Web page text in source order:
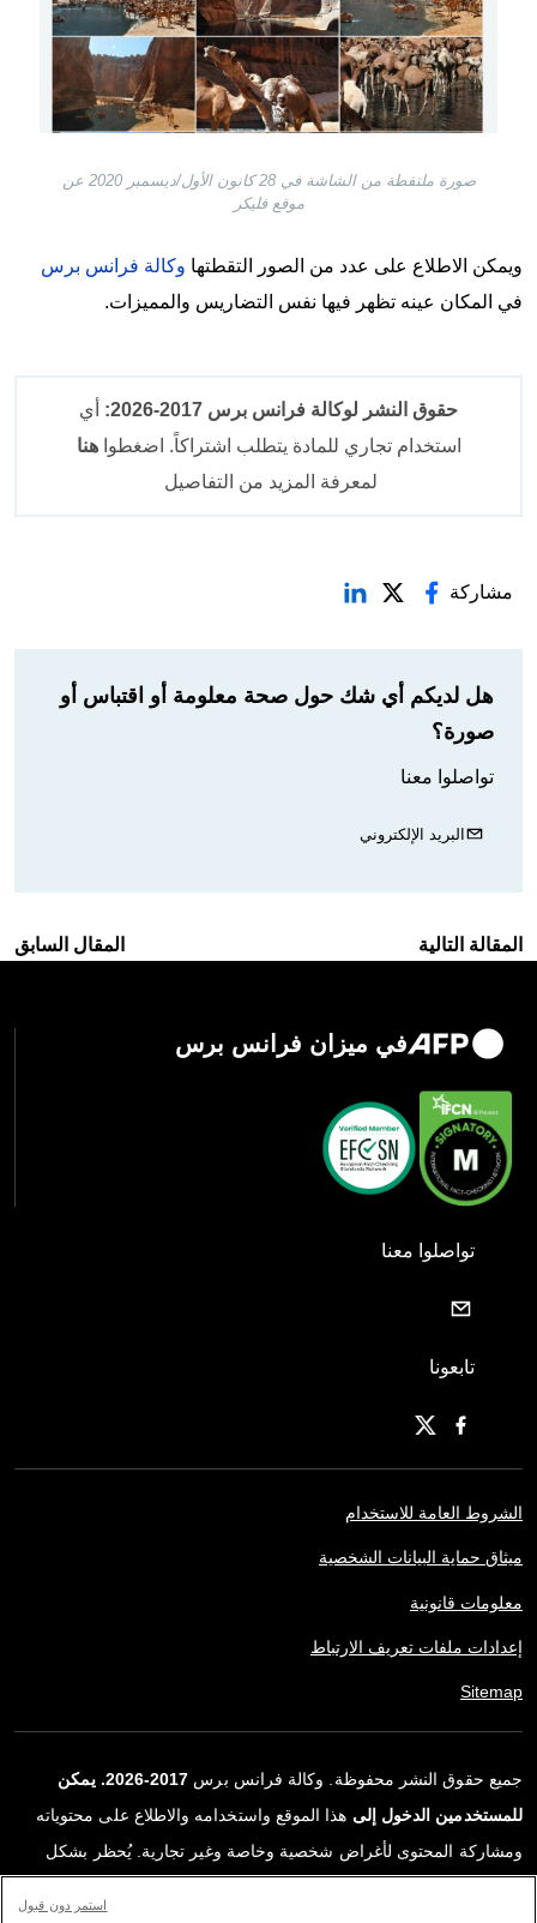
صورة ملتقطة من الشاشة في 28 كانون الأول/ديسمبر 2020 عن
موقع فليكر
ويمكن الاطلاع على عدد من الصور التقطتها وكالة فرانس برس
في المكان عينه تظهر فيها نفس التضاريس والمميزات.
حقوق النشر لوكالة فرانس برس 2017-2026:
أي
استخدام تجاري للمادة يتطلب اشتراكاً. اضغطواهنا
لمعرفة المزيد من التفاصيل
مشاركة
هل لديكم أي شك حول صحة معلومة أو اقتباس أو
صورة؟
تواصلوا معنا
البريد الإلكتروني
المقالة التالية المقال السابق
في ميزان فرانس برس
تواصلوا معنا
تابعونا
الشروط العامة للاستخدام
ميثاق حماية البيانات الشخصية
معلومات قانونية
إعدادات ملفات تعريف الارتباط
Sitemap
جميع حقوق النشر محفوظة. وكالة فرانس برس
2017-2026. يمكن
للمستخدمين الدخول إلى هذا الموقع واستخدامه والاطلاع على محتوياته
ومشاركة المحتوى لأغراض شخصية وخاصة وغير تجارية. يُحظر بشكل
استمر دون قبول